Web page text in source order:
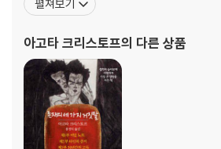
강렬한 방식으로 그린 소설 『비밀 노트Le
마감했다. 대표작으로 『존재의 세 가지
펼쳐보기
아고타 크리스토프의 다른 상품